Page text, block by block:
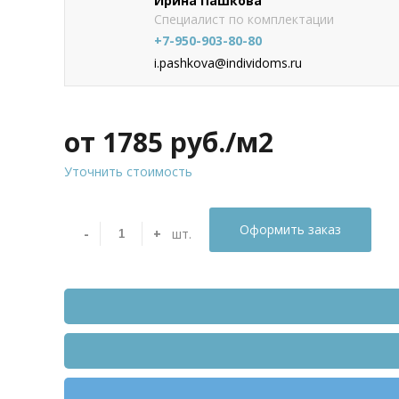
Специалист по комплектации
+7-950-903-80-80
i.pashkova@individoms.ru
от 1785 руб./м2
Уточнить стоимость
- + шт. Оформить заказ